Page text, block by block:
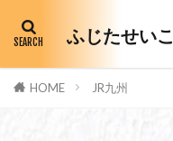
ふじたせい
HOME JR九州